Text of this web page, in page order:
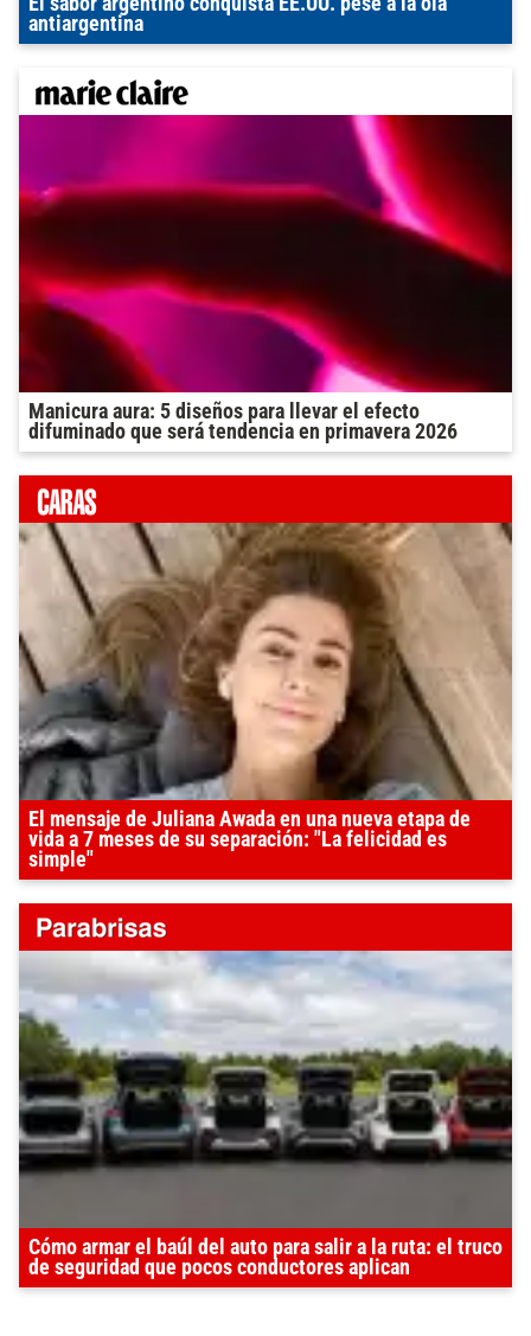
antiargentina
Manicura aura: 5 diseños para llevar el efecto
difuminado que será tendencia en primavera 2026
El mensaje de Juliana Awada en una nueva etapa de
vida a 7 meses de su separación: "La felicidad es
simple"
Cómo armar el baúl del auto para salir a la ruta: el truco
de seguridad que pocos conductores aplican